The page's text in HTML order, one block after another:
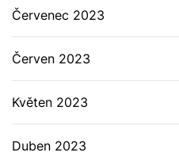
Červenec 2023
Červen 2023
Květen 2023
Duben 2023